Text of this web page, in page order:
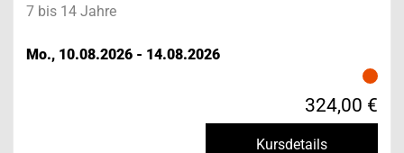
7 bis 14 Jahre
Mo., 10.08.2026 - 14.08.2026
324,00 €
Kursdetails